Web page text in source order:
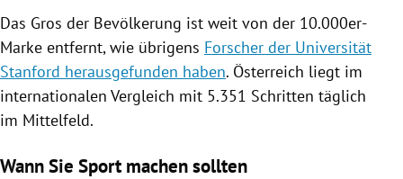
Das Gros der Bevölkerung ist weit von der 10.000er-
Marke entfernt, wie übrigens Forscher der Universität
Stanford herausgefunden haben. Österreich liegt im
internationalen Vergleich mit 5.351 Schritten täglich
im Mittelfeld.
Wann Sie Sport machen sollten